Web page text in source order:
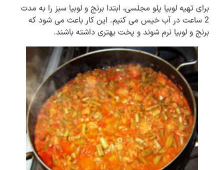
برای تهیه لوبیا پلو مجلسی، ابتدا برنج و لوبیا سبز را به مدت
2 ساعت در آب خیس می کنیم. این کار باعث می شود که
برنج و لوبیا نرم شوند و پخت بهتری داشته باشند.